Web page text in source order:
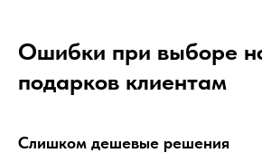
Ошибки при выборе
подарков клиентам
Слишком дешевые решения
Букеты из клубники
Подарочные корзины
РЕКОМЕНДУЕМЫЕ
РАЗДЕЛЫ